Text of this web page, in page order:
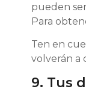
pueden
Para
Ten en
volverán a
9. Tus